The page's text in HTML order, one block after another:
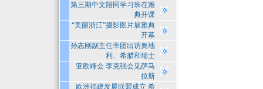
第三期中文陪同学习班在雅
典开课
“美丽浙江”摄影图片展雅典
开幕
孙志刚副主任率团出访奥地
利、希腊和瑞士
亚欧峰会 李克强会见萨马
拉斯
欧洲福建发展联盟成立 希